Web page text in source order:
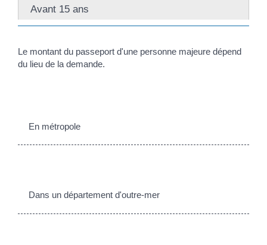
Avant 15 ans
Le montant du passeport d'une personne majeure dépend
du lieu de la demande.
En métropole
Dans un département d'outre-mer